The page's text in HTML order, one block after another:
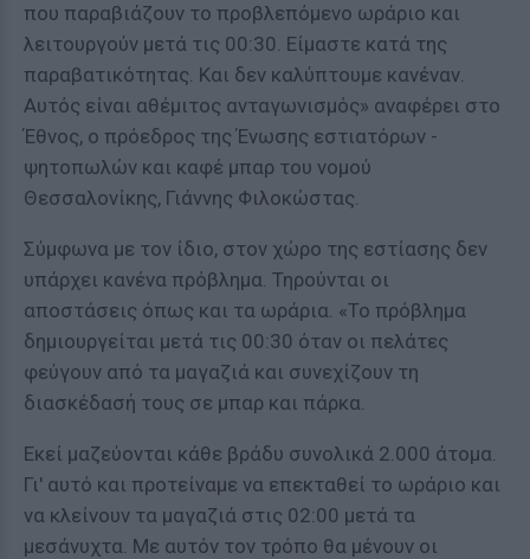
που παραβιάζουν το προβλεπόμενο ωράριο και
λειτουργούν μετά τις 00:30. Είμαστε κατά της
παραβατικότητας. Και δεν καλύπτουμε κανέναν.
Αυτός είναι αθέμιτος ανταγωνισμός» αναφέρει στο
Έθνος, ο πρόεδρος της Ένωσης εστιατόρων -
ψητοπωλών και καφέ μπαρ του νομού
Θεσσαλονίκης, Γιάννης Φιλοκώστας.
Σύμφωνα με τον ίδιο, στον χώρο της εστίασης δεν
υπάρχει κανένα πρόβλημα. Τηρούνται οι
αποστάσεις όπως και τα ωράρια. «Το πρόβλημα
δημιουργείται μετά τις 00:30 όταν οι πελάτες
φεύγουν από τα μαγαζιά και συνεχίζουν τη
διασκέδασή τους σε μπαρ και πάρκα.
Εκεί μαζεύονται κάθε βράδυ συνολικά 2.000 άτομα.
Γι' αυτό και προτείναμε να επεκταθεί το ωράριο και
να κλείνουν τα μαγαζιά στις 02:00 μετά τα
μεσάνυχτα. Με αυτόν τον τρόπο θα μένουν οι